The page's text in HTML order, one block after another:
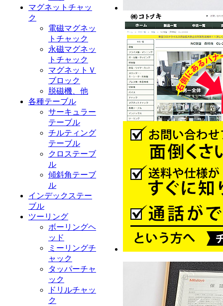
マグネットチャッ
ク
電磁マグネッ
トチャック
永磁マグネッ
トチャック
マグネットＶ
ブロック
脱磁機、他
各種テーブル
サーキュラー
テーブル
チルティング
テーブル
クロステーブ
ル
傾斜角テーブ
ル
インデックステー
ブル
ツーリング
ボーリングヘ
ッド
ミーリングチ
ャック
タッパーチャ
ック
ドリルチャッ
ク